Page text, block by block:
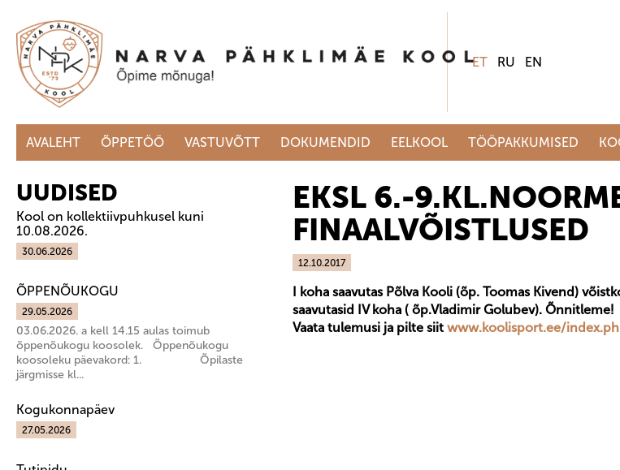
ET RU EN
AVALEHT ÕPPETÖÖ VASTUVÕTT DOKUMENDID EELKOOL TÖÖPAKKUMISED
UUDISED
Kool on kollektiivpuhkusel kuni
10.08.2026.
30.06.2026
ÕPPENÕUKOGU
29.05.2026
03.06.2026. a kell 14.15 aulas toimub
õppenõukogu koosolek. Õppenõukogu
koosoleku päevakord: 1. Õpilaste
järgmisse kl...
Kogukonnapäev
27.05.2026
EKSL 6.-
FINAALVÕISTLUSED
12.10.2017
I koha saavutas Põlva Kooli (õp. Toomas Kivend)
saavutasid IV koha ( õp.Vladimir Golubev). Õnnitleme!
Vaata tulemusi ja pilte siit www.koolisport.ee/